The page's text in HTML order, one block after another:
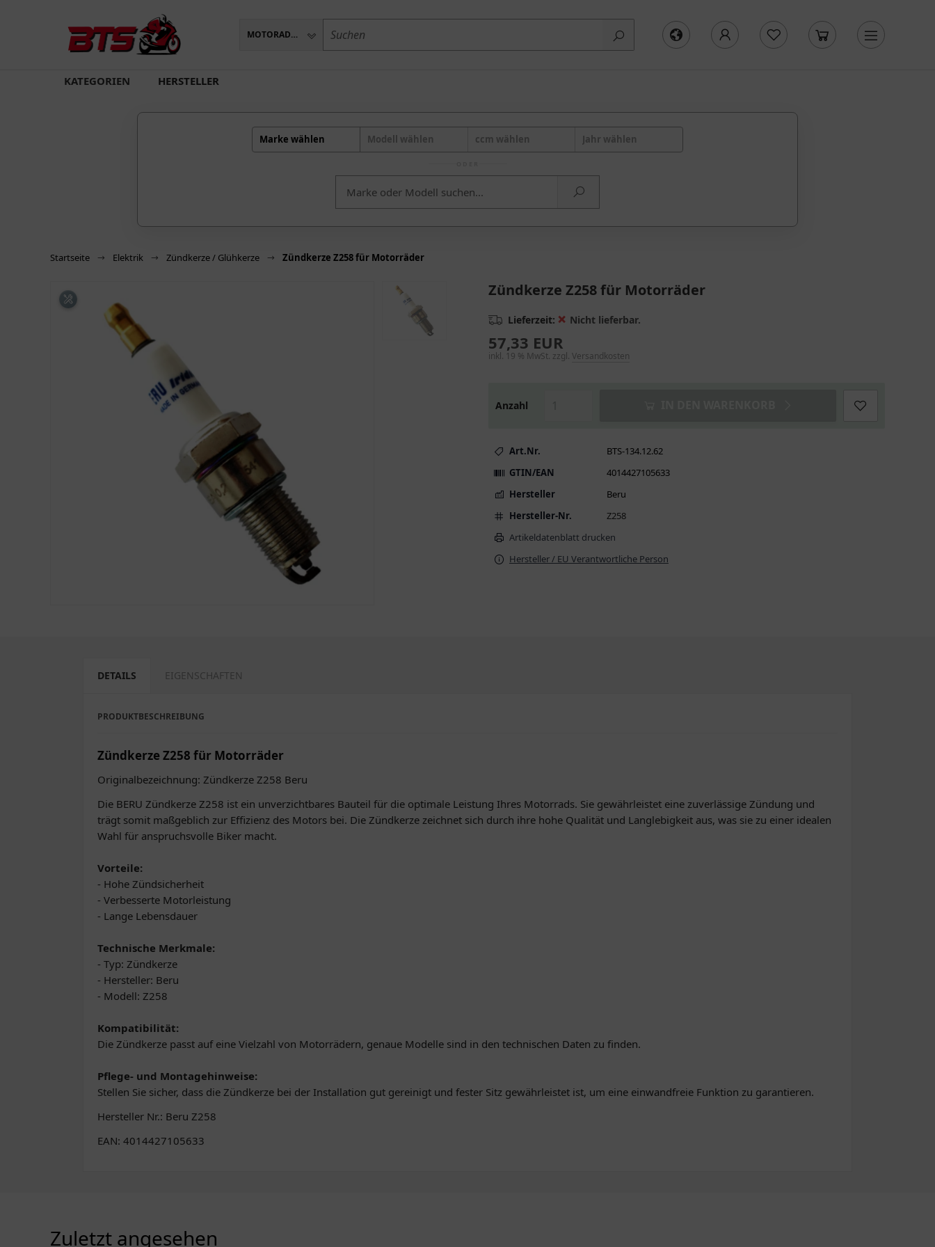
MOTORADTEILE
KATEGORIEN HERSTELLER
Marke wählen Modell wählen ccm wählen Jahr wählen
Startseite Elektrik Zündkerze / Glühkerze Zündkerze Z258 für Motorräder
Zündkerze Z258 für Motorräder
Lieferzeit: ❌ Nicht lieferbar.
57,33 EUR
inkl. 19 % MwSt. zzgl. Versandkosten
Anzahl
Art.Nr.
BTS-134.12.62
GTIN/EAN
4014427105633
Hersteller
Beru
Hersteller-Nr.
Z258
Artikeldatenblatt drucken
Hersteller / EU Verantwortliche Person
DETAILS EIGENSCHAFTEN
PRODUKTBESCHREIBUNG
Zündkerze Z258 für Motorräder
Originalbezeichnung: Zündkerze Z258 Beru
Die BERU Zündkerze Z258 ist ein unverzichtbares Bauteil für die optimale Leistung Ihres Motorrads. Sie gewährleistet eine zuverlässige Zündung und
trägt somit maßgeblich zur Effizienz des Motors bei. Die Zündkerze zeichnet sich durch ihre hohe Qualität und Langlebigkeit aus, was sie zu einer idealen
Wahl für anspruchsvolle Biker macht.
Vorteile:
- Hohe Zündsicherheit
- Verbesserte Motorleistung
- Lange Lebensdauer
Technische Merkmale:
- Typ: Zündkerze
- Hersteller: Beru
- Modell: Z258
Kompatibilität:
Die Zündkerze passt auf eine Vielzahl von Motorrädern, genaue Modelle sind in den technischen Daten zu finden.
Pflege- und Montagehinweise:
Stellen Sie sicher, dass die Zündkerze bei der Installation gut gereinigt und fester Sitz gewährleistet ist, um eine einwandfreie Funktion zu garantieren.
Hersteller Nr.: Beru Z258
EAN: 4014427105633
Zuletzt angesehen